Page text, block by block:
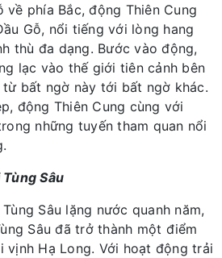
về phía Bắc, động Thiên Cung
Gỗ, nổi tiếng với lòng hang
thù đa dạng. Bước vào động,
lạc vào thế giới tiên cảnh bên
bất ngờ này tới bất ngờ khác.
động Thiên Cung cùng với
những tuyến tham quan nổi
Sâu
Sâu lặng nước quanh năm,
Sâu đã trở thành một điểm
vịnh Hạ Long. Với hoạt động trải